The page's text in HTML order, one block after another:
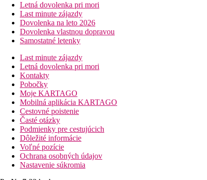
Letná dovolenka pri mori
Last minute zájazdy
Dovolenka na leto 2026
Dovolenka vlastnou dopravou
Samostatné letenky
Last minute zájazdy
Letná dovolenka pri mori
Kontakty
Pobočky
Moje KARTAGO
Mobilná aplikácia KARTAGO
Cestovné poistenie
Časté otázky
Podmienky pre cestujúcich
Dôležité informácie
Voľné pozície
Ochrana osobných údajov
Nastavenie súkromia